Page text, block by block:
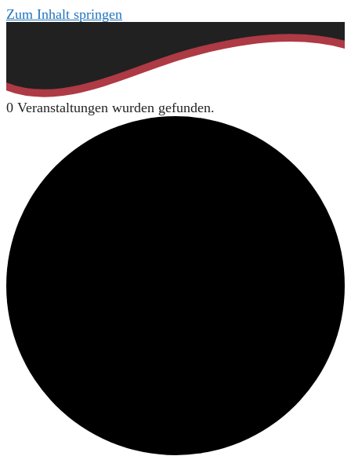
Zum Inhalt springen
0 Veranstaltungen wurden gefunden.